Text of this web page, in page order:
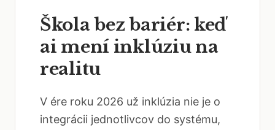
Škola bez bariér: keď
ai mení inklúziu na
realitu
V ére roku 2026 už inklúzia nie je o
integrácii jednotlivcov do systému,